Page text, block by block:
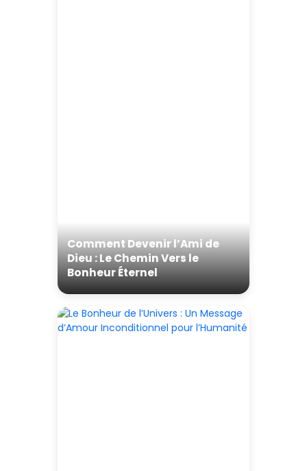
Comment Devenir l’Ami de
Dieu : Le Chemin Vers le
Bonheur Éternel